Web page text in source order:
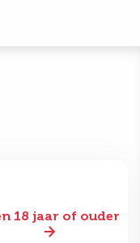
18 jaar of ouder